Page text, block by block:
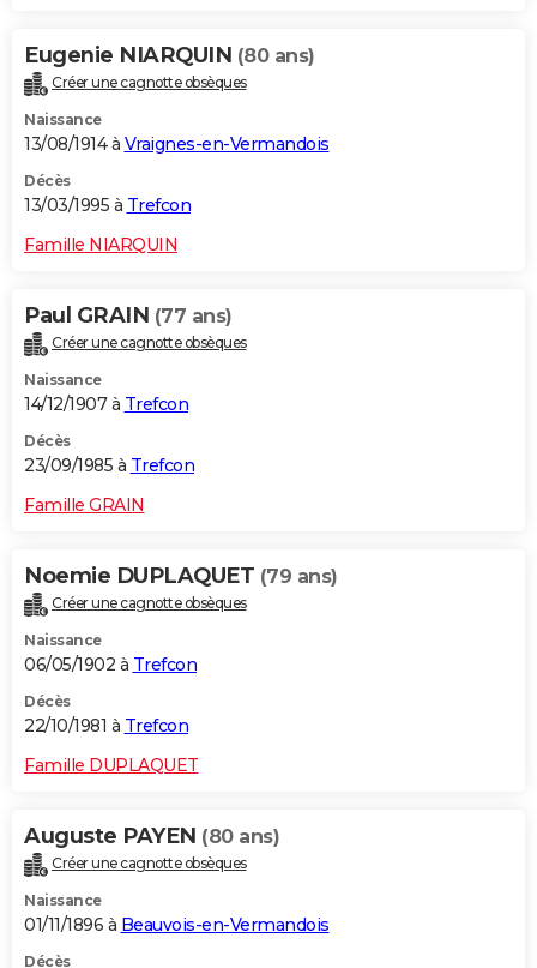
Eugenie NIARQUIN (80 ans)
Créer une cagnotte obsèques
Naissance
13/08/1914 à Vraignes-en-Vermandois
Décès
13/03/1995 à Trefcon
Famille NIARQUIN
Paul GRAIN (77 ans)
Créer une cagnotte obsèques
Naissance
14/12/1907 à Trefcon
Décès
23/09/1985 à Trefcon
Famille GRAIN
Noemie DUPLAQUET (79 ans)
Créer une cagnotte obsèques
Naissance
06/05/1902 à Trefcon
Décès
22/10/1981 à Trefcon
Famille DUPLAQUET
Auguste PAYEN (80 ans)
Créer une cagnotte obsèques
Naissance
01/11/1896 à Beauvois-en-Vermandois
Décès